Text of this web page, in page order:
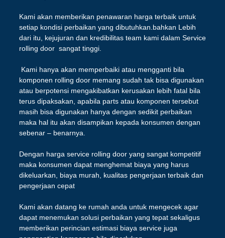
Kami akan memberikan penawaran harga terbaik untuk
setiap kondisi perbaikan yang dibutuhkan.bahkan Lebih
dari itu, kejujuran dan kredibilitas team kami dalam Service
rolling door sangat tinggi.
Kami hanya akan memperbaiki atau mengganti bila
komponen rolling door memang sudah tak bisa digunakan
atau berpotensi mengakibatkan kerusakan lebih fatal bila
terus dipaksakan, apabila parts atau komponen tersebut
masih bisa digunakan hanya dengan sedikit perbaikan
maka hal itu akan disampikan kepada konsumen dengan
sebenar – benarnya.
Dengan harga service rolling door yang sangat kompetitif
maka konsumen dapat menghemat biaya yang harus
dikeluarkan, biaya murah, kualitas pengerjaan terbaik dan
pengerjaan cepat
Kami akan datang ke rumah anda untuk mengecek agar
dapat menemukan solusi perbaikan yang tepat sekaligus
memberikan perincian estimasi biaya service juga